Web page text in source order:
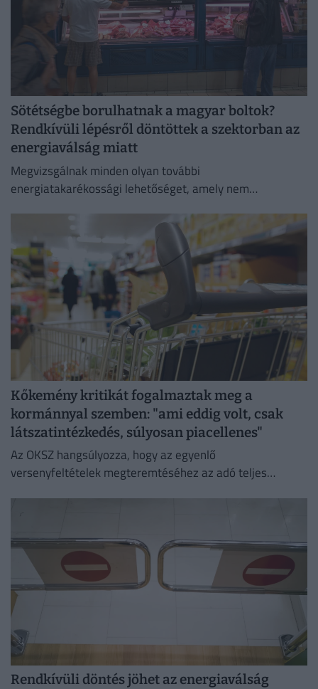
Sötétségbe borulhatnak a magyar boltok?
Rendkívüli lépésről döntöttek a szektorban az
energiaválság miatt
Megvizsgálnak minden olyan további
energiatakarékossági lehetőséget, amely nem
zökkenőmentes kiszolgálását.
Kőkemény kritikát fogalmaztak meg a
kormánnyal szemben: "ami eddig volt, csak
látszatintézkedés, súlyosan piacellenes"
Az OKSZ hangsúlyozza, hogy az egyenlő
versenyfeltételek megteremtéséhez az adó teljes
Rendkívüli döntés jöhet az energiaválság